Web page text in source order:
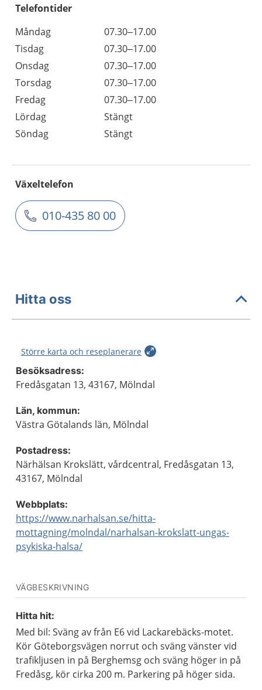
Telefontider
Måndag
07.30–17.00
Tisdag
07.30–17.00
Onsdag
07.30–17.00
Torsdag
07.30–17.00
Fredag
07.30–17.00
Lördag
Stängt
Söndag
Stängt
Växeltelefon
010-435 80 00
Hitta oss
Större karta och reseplanerare
Besöksadress:
Fredåsgatan 13, 43167, Mölndal
Län, kommun:
Västra Götalands län, Mölndal
Postadress:
Närhälsan Krokslätt, vårdcentral, Fredåsgatan 13,
43167, Mölndal
Webbplats:
https://www.narhalsan.se/hitta-
mottagning/molndal/narhalsan-krokslatt-ungas-
psykiska-halsa/
VÄGBESKRIVNING
Hitta hit:
Med bil: Sväng av från E6 vid Lackarebäcks-motet.
Kör Göteborgsvägen norrut och sväng vänster vid
trafikljusen in på Berghemsg och sväng höger in på
Fredåsg, kör cirka 200 m. Parkering på höger sida.